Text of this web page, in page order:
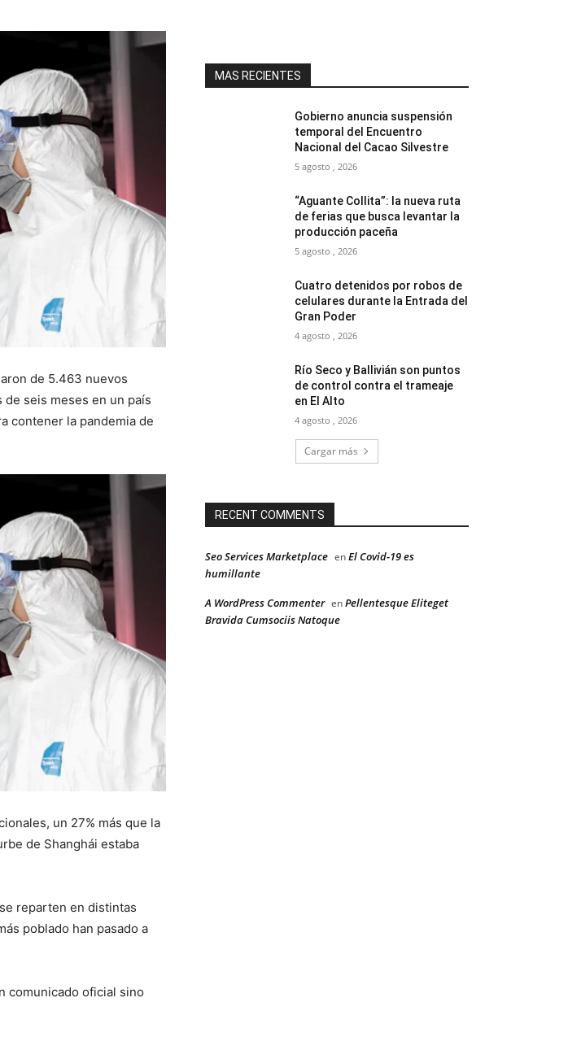
de 5.463 nuevos
seis meses en un país
contener la pandemia de
un 27% más que la
de Shanghái estaba
reparten en distintas
poblado han pasado a
comunicado oficial sino
MAS RECIENTES
Gobierno anuncia suspensión
temporal del Encuentro
Nacional del Cacao Silvestre
5 agosto , 2026
“Aguante Collita”: la nueva ruta
de ferias que busca levantar la
producción paceña
5 agosto , 2026
Cuatro detenidos por robos de
celulares durante la Entrada del
Gran Poder
4 agosto , 2026
Río Seco y Ballivián son puntos
de control contra el trameaje
en El Alto
4 agosto , 2026
Cargar más
RECENT COMMENTS
Seo Services Marketplace enEl Covid-19 es
humillante
A WordPress Commenter enPellentesque Eliteget
Bravida Cumsociis Natoque